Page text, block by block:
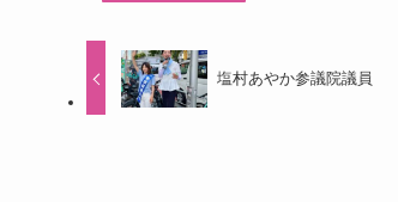
塩村あやか参議院議員